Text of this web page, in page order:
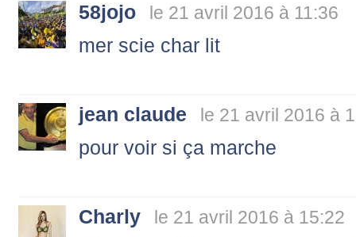
58jojo le 21 avril 2016 à 11:36
mer scie char lit
jean claude le 21 avril 2016 à
pour voir si ça marche
Charly le 21 avril 2016 à 15:22